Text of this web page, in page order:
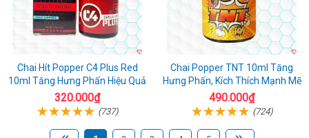
Chai Hít Popper C4 Plus Red
10ml Tăng Hưng Phấn Hiệu Quả
320.000₫
(737)
Chai Popper TNT 10ml Tăng
Hưng Phấn, Kích Thích Mạnh Mẽ
490.000₫
(724)